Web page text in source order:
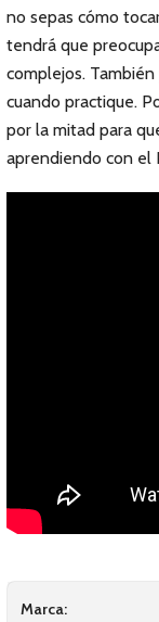
no sepas cómo
tendrá que
complejos.
cuando practique.
por la mitad para
aprendiendo con el
Marca: